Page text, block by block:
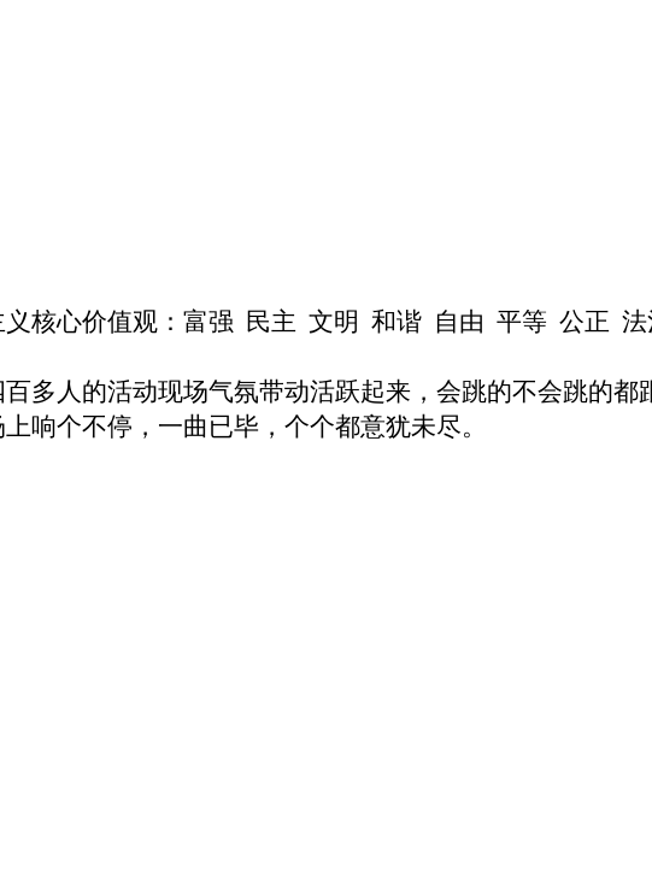
核心价值观：富强 民主 文明 和谐 自由 平等 公正
多人的活动现场气氛带动活跃起来，会跳的不会跳的都
响个不停，一曲已毕，个个都意犹未尽。